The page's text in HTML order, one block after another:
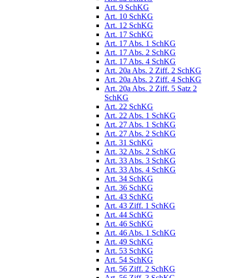
Art. 9 SchKG
Art. 10 SchKG
Art. 12 SchKG
Art. 17 SchKG
Art. 17 Abs. 1 SchKG
Art. 17 Abs. 2 SchKG
Art. 17 Abs. 4 SchKG
Art. 20a Abs. 2 Ziff. 2 SchKG
Art. 20a Abs. 2 Ziff. 4 SchKG
Art. 20a Abs. 2 Ziff. 5 Satz 2
SchKG
Art. 22 SchKG
Art. 22 Abs. 1 SchKG
Art. 27 Abs. 1 SchKG
Art. 27 Abs. 2 SchKG
Art. 31 SchKG
Art. 32 Abs. 2 SchKG
Art. 33 Abs. 3 SchKG
Art. 33 Abs. 4 SchKG
Art. 34 SchKG
Art. 36 SchKG
Art. 43 SchKG
Art. 43 Ziff. 1 SchKG
Art. 44 SchKG
Art. 46 SchKG
Art. 46 Abs. 1 SchKG
Art. 49 SchKG
Art. 53 SchKG
Art. 54 SchKG
Art. 56 Ziff. 2 SchKG